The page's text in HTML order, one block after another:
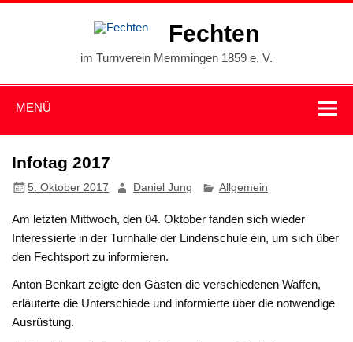
Zum
Fechten
im Turnverein Memmingen 1859 e. V.
MENÜ
Infotag 2017
5. Oktober 2017 Daniel Jung Allgemein
Am letzten Mittwoch, den 04. Oktober fanden sich wieder
Interessierte in der Turnhalle der Lindenschule ein, um sich über
den Fechtsport zu informieren.
Anton Benkart zeigte den Gästen die verschiedenen Waffen,
erläuterte die Unterschiede und informierte über die notwendige
Ausrüstung.